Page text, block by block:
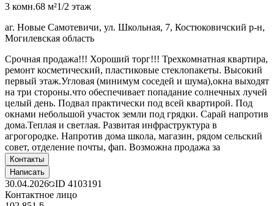
3 комн.68 м²1/2 этаж
аг. Новые Самотевичи, ул. Школьная, 7, Костюковичский р-н,
Могилевская область
Срочная продажа!!! Хороший торг!!! Трехкомнатная квартира,
ремонт косметический, пластиковые стеклопакеты. Высокий
первый этаж.Угловая (минимум соседей и шума),окна выходят
на три стороны.что обеспечивает попадание солнечных лучей
целый день. Подвал практически под всей квартирой. Под
окнами небольшой участок земли под грядки. Сарай напротив
дома.Теплая и светлая. Развитая инфраструктура в
агрогородке. Напротив дома школа, магазин, рядом сельский
совет, отделение почты, фап. Возможна продажа за
Контакты
Написать
30.04.2026 ID 4103191
Контактное лицо